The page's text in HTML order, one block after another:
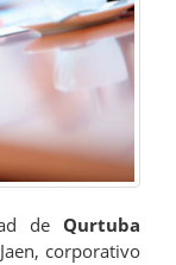
de Qurtuba
corporativo